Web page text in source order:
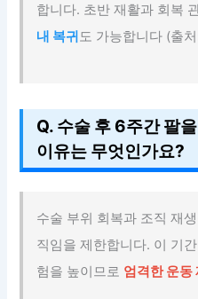
합니다. 초반 재활과 회복
내 복귀 도 가능합니다 (출
Q. 수술 후 6주간 팔
이유는 무엇인가요?
수술 부위 회복과 조직 재
직임을 제한합니다. 이 기
험을 높이므로 엄격한 운동